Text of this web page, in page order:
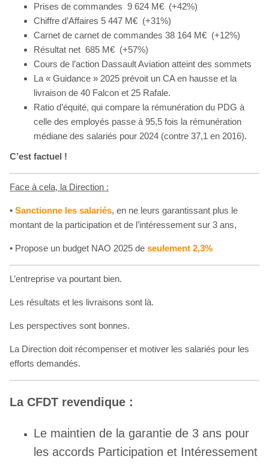
Prises de commandes 9 624 M€ (+42%)
Chiffre d’Affaires 5 447 M€ (+31%)
Carnet de carnet de commandes 38 164 M€ (+12%)
Résultat net 685 M€ (+57%)
Cours de l’action Dassault Aviation atteint des sommets
La « Guidance » 2025 prévoit un CA en hausse et la
livraison de 40 Falcon et 25 Rafale.
Ratio d’équité, qui compare la rémunération du PDG à
celle des employés passe à 95,5 fois la rémunération
médiane des salariés pour 2024 (contre 37,1 en 2016).
C’est factuel !
Face à cela, la Direction :
• Sanctionne les salariés, en ne leurs garantissant plus le
montant de la participation et de l’intéressement sur 3 ans,
• Propose un budget NAO 2025 de seulement 2,3%
L’entreprise va pourtant bien.
Les résultats et les livraisons sont là.
Les perspectives sont bonnes.
La Direction doit récompenser et motiver les salariés pour les
efforts demandés.
La CFDT revendique :
Le maintien de la garantie de 3 ans pour
les accords Participation et Intéressement